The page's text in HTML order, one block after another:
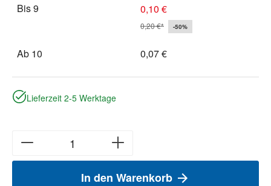
Bis9 0,10 €
0,20 €* -50%
Ab 10 0,07 €
Lieferzeit 2-5 Werktage
In den Warenkorb